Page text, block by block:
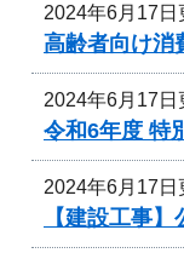
2024年6月17日
高齢者向け消
2024年6月17日
令和6年度 特
2024年6月17日
【建設工事